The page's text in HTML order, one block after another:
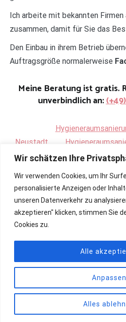
Wir schätzen Ihre
Wir verwenden Cookies, um Ihr
personalisierte Anzeigen oder
unseren Datenverkehr zu
akzeptieren" klicken, stimmen Sie
Cookies zu.
Anpassen
Alles
Alle
Ich arbeite mit bekannten
zusammen, damit für Sie das
Den Einbau in ihrem Betrieb
Auftragsgröße normalerweise
Meine Beratung ist gratis.
unverbindlich an:
Neustadt
Renovierung, Bau
Kühlräume. All rights reserved.